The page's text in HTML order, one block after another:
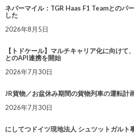
ネバーマイル：TGR Haas F1 Teamとのパ
した
2026年8月5日
【トドケール】マルチキャリア化に向け
とのAPI連携を開始
2026年7月30日
JR貨物／お盆休み期間の貨物列車の運転計
2026年7月30日
にしてつドイツ現地法人 シュツットガルト